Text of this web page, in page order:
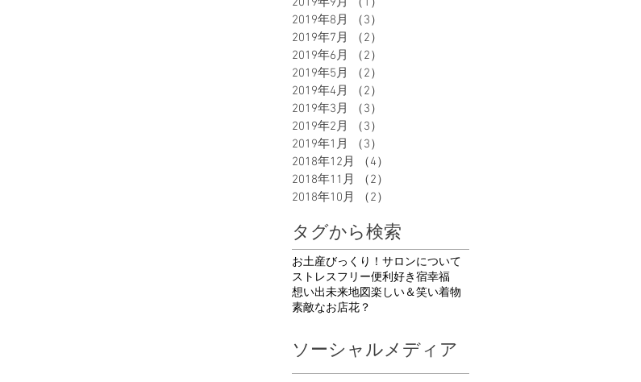
2019年8月
（3）
2019年7月
（2）
2019年6月
（2）
2019年5月
（2）
2019年4月
（2）
2019年3月
（3）
2019年2月
（3）
2019年1月
（3）
2018年12月
（4）
2018年11月
（2）
2018年10月
（2）
タグから検索
お土産びっくり！ サロンについて
ストレスフリー便利好き宿幸福
想い出未来地図楽しい＆笑い着物
素敵なお店花 ？
ソーシャルメディア